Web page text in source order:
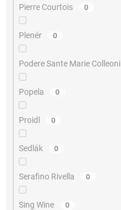
Pierre Courtois 0
Plenér 0
Podere Sante Marie Colleoni
Popela 0
Proidl 0
Sedlák 0
Serafino Rivella 0
Sing Wine 0